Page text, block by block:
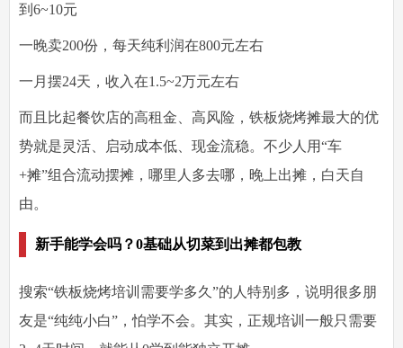
到6~10元
一晚卖200份，每天纯利润在800元左右
一月摆24天，收入在1.5~2万元左右
而且比起餐饮店的高租金、高风险，铁板烧烤摊最大的优
势就是灵活、启动成本低、现金流稳。不少人用“车
+摊”组合流动摆摊，哪里人多去哪，晚上出摊，白天自
由。
新手能学会吗？0基础从切菜到出摊都包教
搜索“铁板烧烤培训需要学多久”的人特别多，说明很多朋
友是“纯纯小白”，怕学不会。其实，正规培训一般只需要